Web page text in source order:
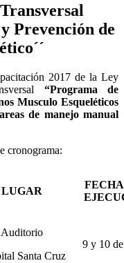
Prevención de
2017 de la Ley
“Programa de
Musculo Esqueléticos
de manejo manual
cronograma:
LUGAR
Auditorio
Santa Cruz
9 y 10